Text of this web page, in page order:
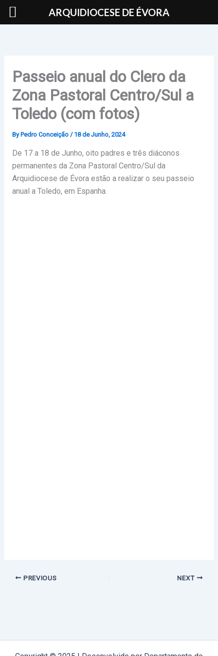
Skip
Passeio anual do Clero da
Zona Pastoral Centro/Sul a
Toledo (com fotos)
By Pedro Conceição / 18 de Junho, 2024
De 17 a 18 de Junho, oito padres e três diáconos
permanentes da Zona Pastoral Centro/Sul da
Arquidiocese de Évora estão a realizar o seu passeio
anual a Toledo, em Espanha.
PREVIOUS NEXT
ARQUIDIOCESE DE ÉVORA